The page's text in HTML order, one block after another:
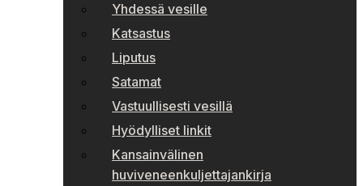
Yhdessä vesille
Katsastus
Liputus
Satamat
Vastuullisesti vesillä
Hyödylliset linkit
Kansainvälinen
huviveneenkuljettajankirja